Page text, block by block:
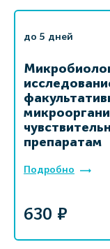
до 5 дней
препаратам
Подробно
630 ₽